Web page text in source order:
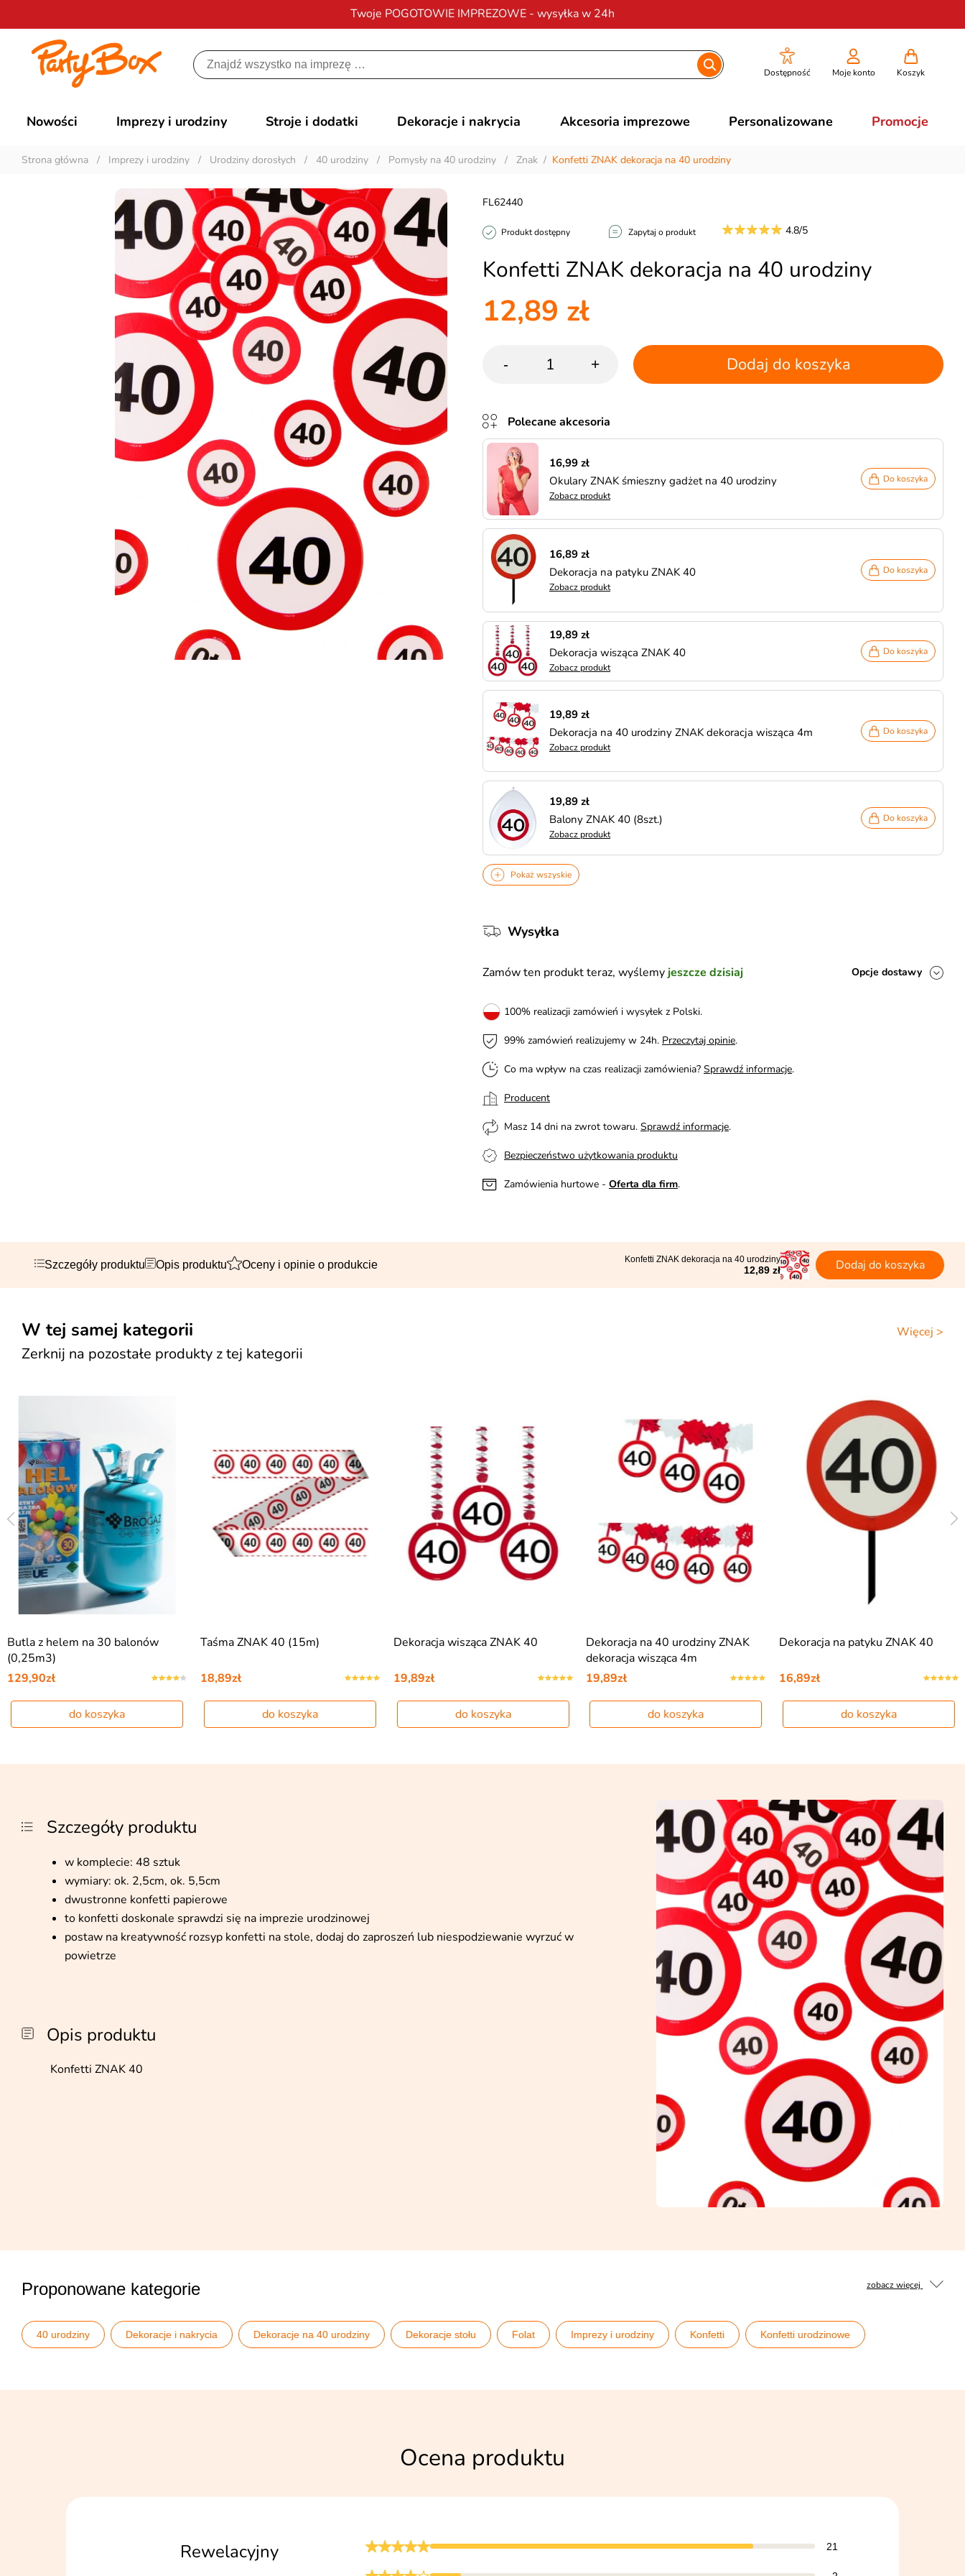
Twoje POGOTOWIE IMPREZOWE - wysyłka w 24h
Darmowa dostawana zamówienia od 200 zł
Dostępność Moje konto Koszyk
Nowości Imprezy i urodziny Stroje i dodatki Dekoracje i nakrycia Akcesoria imprezowe Personalizowane Promocje
Strona główna / Imprezy i urodziny / Urodziny dorosłych / 40 urodziny / Pomysły na 40 urodziny / Znak / Konfetti ZNAK dekoracja na 40 urodziny
Konfetti ZNAK dekoracja na 40 urodziny
FL62440
Produkt dostępny Zapytaj o produkt 4.8/5
12,89 zł
- + Dodaj do koszyka
Polecane akcesoria
16,99 zł
Okulary ZNAK śmieszny gadżet na 40 urodziny
Zobacz produkt
Do koszyka
16,89 zł
Dekoracja na patyku ZNAK 40
Zobacz produkt
Do koszyka
19,89 zł
Dekoracja wisząca ZNAK 40
Zobacz produkt
Do koszyka
19,89 zł
Dekoracja na 40 urodziny ZNAK dekoracja wisząca 4m
Zobacz produkt
Do koszyka
19,89 zł
Balony ZNAK 40 (8szt.)
Zobacz produkt
Do koszyka
Pokaż wszyskie
Wysyłka
Zamów ten produkt teraz, wyślemy jeszcze dzisiaj Opcje dostawy
100% realizacji zamówień i wysyłek z Polski.
99% zamówień realizujemy w 24h. Przeczytaj opinie.
Co ma wpływ na czas realizacji zamówienia? Sprawdź informacje.
Producent
Masz 14 dni na zwrot towaru. Sprawdź informacje.
Bezpieczeństwo użytkowania produktu
Zamówienia hurtowe - Oferta dla firm.
Szczegóły produktu Opis produktu Oceny i opinie o produkcie Konfetti ZNAK dekoracja na 40 urodziny
12,89 zł Dodaj do koszyka
Więcej >
W tej samej kategorii
Zerknij na pozostałe produkty z tej kategorii
Butla z helem na 30 balonów
(0,25m3)
129,90zł
do koszyka
Taśma ZNAK 40 (15m)
18,89zł
do koszyka
Dekoracja wisząca ZNAK 40
19,89zł
do koszyka
Dekoracja na 40 urodziny ZNAK
dekoracja wisząca 4m
19,89zł
do koszyka
Dekoracja na patyku ZNAK 40
16,89zł
do koszyka
Szczegóły produktu
w komplecie: 48 sztuk
wymiary: ok. 2,5cm, ok. 5,5cm
dwustronne konfetti papierowe
to konfetti doskonale sprawdzi się na imprezie urodzinowej
postaw na kreatywność rozsyp konfetti na stole, dodaj do zaproszeń lub niespodziewanie wyrzuć w
powietrze
Opis produktu
Konfetti ZNAK 40
zobacz więcej
Proponowane kategorie
40 urodziny Dekoracje i nakrycia Dekoracje na 40 urodziny Dekoracje stołu Folat Imprezy i urodziny Konfetti Konfetti urodzinowe
Ocena produktu
Rewelacyjny 21